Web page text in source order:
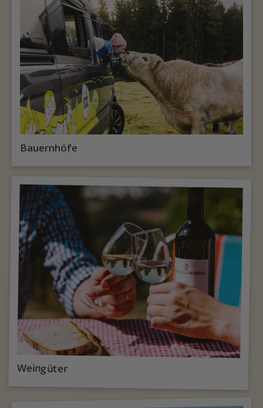
Bauernhöfe
Weingüter